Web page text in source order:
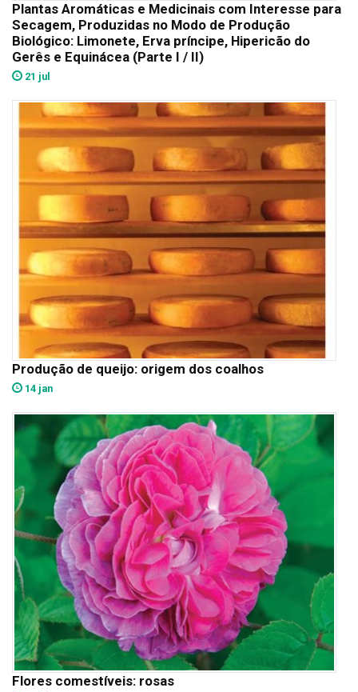
Plantas Aromáticas e Medicinais com Interesse para
Secagem, Produzidas no Modo de Produção
Biológico: Limonete, Erva príncipe, Hipericão do
Gerês e Equinácea (Parte I / II)
21 jul
Produção de queijo: origem dos coalhos
14 jan
Flores comestíveis: rosas